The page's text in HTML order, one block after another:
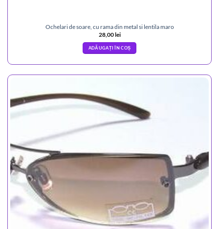
Ochelari de soare, cu rama din metal si lentila maro
28,00lei
ADĂUGAȚI ÎN COȘ